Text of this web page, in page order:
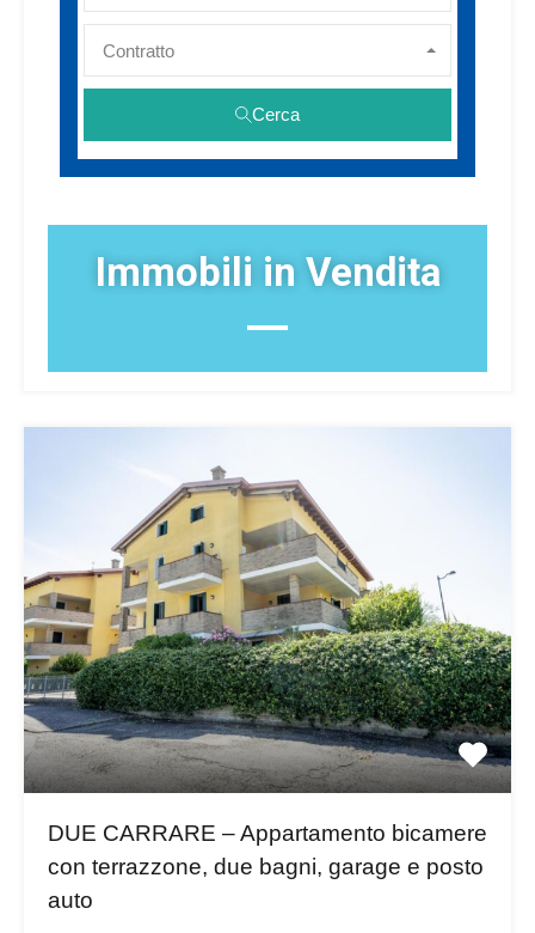
Contratto
Cerca
Immobili in Vendita
DUE CARRARE – Appartamento bicamere
con terrazzone, due bagni, garage e posto
auto